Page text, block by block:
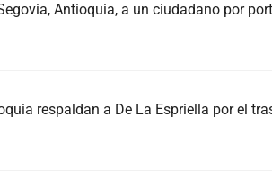
Antioquia, a un ciudadano por
respaldan a De La Espriella por el